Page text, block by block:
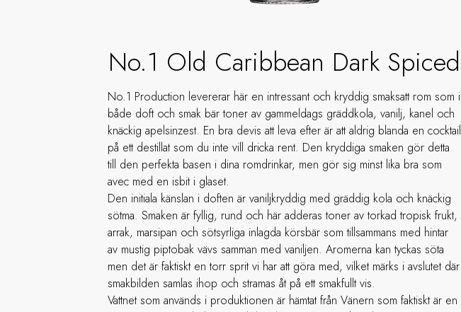
No.1 Old Caribbean Dark Spiced
No.1 Production levererar här en intressant och kryddig smaksatt rom som i
både doft och smak bär toner av gammeldags gräddkola, vanilj, kanel och
knäckig apelsinzest. En bra devis att leva efter är att aldrig blanda en cocktail
på ett destillat som du inte vill dricka rent. Den kryddiga smaken gör detta
till den perfekta basen i dina romdrinkar, men gör sig minst lika bra som
avec med en isbit i glaset.
Den initiala känslan i doften är vaniljkryddig med gräddig kola och knäckig
sötma. Smaken är fyllig, rund och här adderas toner av torkad tropisk frukt,
arrak, marsipan och sötsyrliga inlagda körsbär som tillsammans med hintar
av mustig piptobak vävs samman med vaniljen. Aromerna kan tyckas söta
men det är faktiskt en torr sprit vi har att göra med, vilket märks i avslutet där
smakbilden samlas ihop och stramas åt på ett smakfullt vis.
Vattnet som används i produktionen är hämtat från Vänern som faktiskt är en